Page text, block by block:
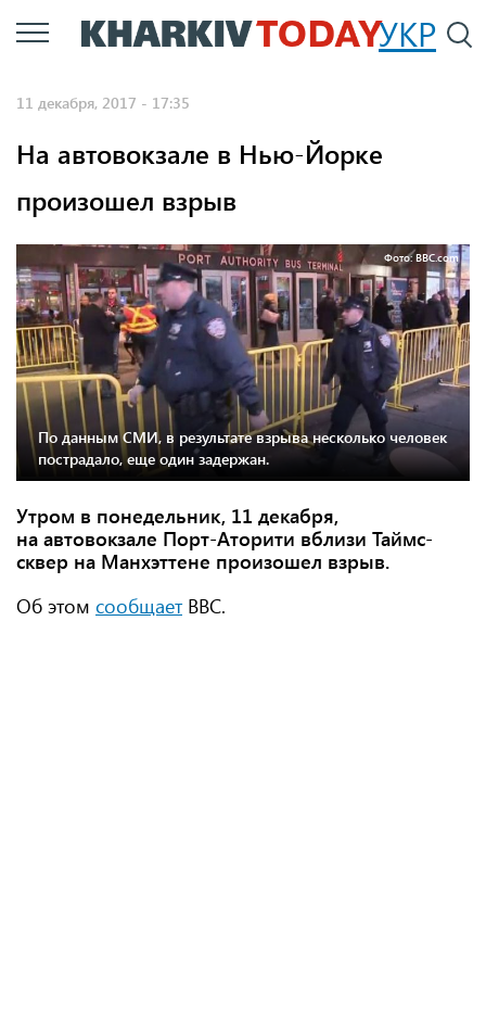
Перейти
к
УКР
11 декабря, 2017 - 17:35
На автовокзале в Нью-Йорке
произошел взрыв
Фото: BBC.com
По данным СМИ, в результате взрыва несколько человек
пострадало, еще один задержан.
Утром в понедельник, 11 декабря,
на автовокзале Порт-Аторити вблизи Таймс-
сквер на Манхэттене произошел взрыв.
Об этом сообщаетBBC.